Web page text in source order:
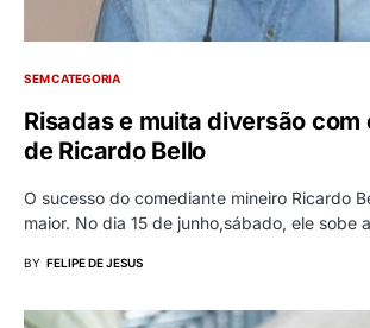
SEM CATEGORIA
Risadas e muita diversão
de Ricardo Bello
O sucesso do comediante mineiro Ricardo
maior. No dia 15 de junho,sábado, ele sobe
BY FELIPE DE JESUS